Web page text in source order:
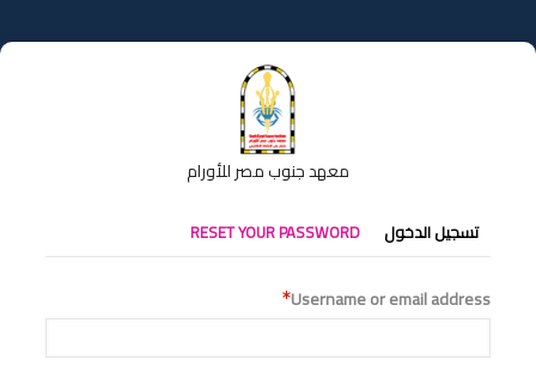
إلى
المحتوى
معهد جنوب مصر للأورام
التبويبات
الأساسية
تسجيل الدخول RESET YOUR PASSWORD
Username or email address